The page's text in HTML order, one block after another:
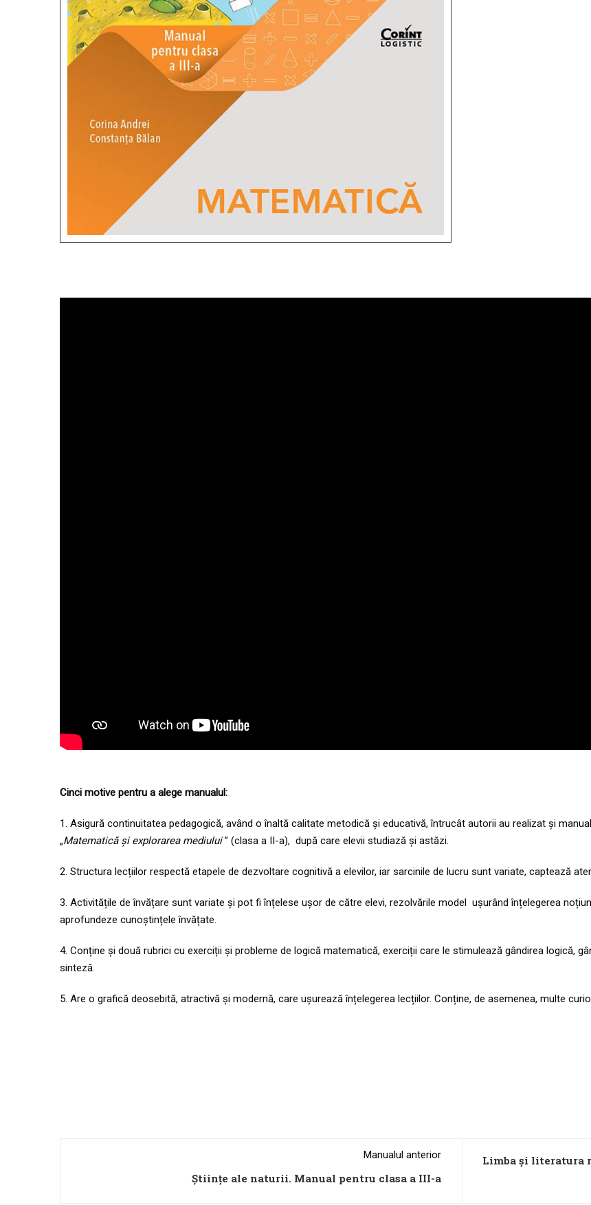
Cinci motive pentru a alege manualul:
1. Asigură continuitatea pedagogică, având o înaltă calitate metodică și educativă, întrucât autorii au realizat și
„Matematicăși explorarea mediului” (clasa a II-a), după care elevii studiază și astăzi.
2. Structura lecțiilor respectă etapele de dezvoltare cognitivă a elevilor, iar sarcinile de lucru sunt variate, captează
3. Activitățile de învățare sunt variate și pot fi înțelese ușor de către elevi, rezolvările model ușurând înțelegerea
aprofundeze cunoștințele învățate.
4. Conține și două rubrici cu exerciții și probleme de logică matematică, exerciții care le stimulează gândirea logică,
sinteză.
5. Are o grafică deosebită, atractivă și modernă, care ușurează înțelegerea lecțiilor. Conține, de asemenea, multe
Manualul anterior
Științe ale naturii. Manual pentru clasa a III-a
Limba și literatura